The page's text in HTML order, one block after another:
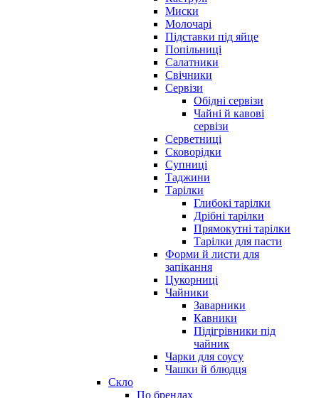
Миски
Молочарі
Підставки під яйце
Попільниці
Салатники
Свічники
Сервізи
Обідні сервізи
Чайні й кавові
сервізи
Серветниці
Сковорідки
Супниці
Таджини
Тарілки
Глибокі тарілки
Дрібні тарілки
Прямокутні тарілки
Тарілки для пасти
Форми й листи для
запікання
Цукорниці
Чайники
Заварники
Кавники
Підігрівники під
чайник
Чарки для соусу
Чашки й блюдця
Скло
По брендах